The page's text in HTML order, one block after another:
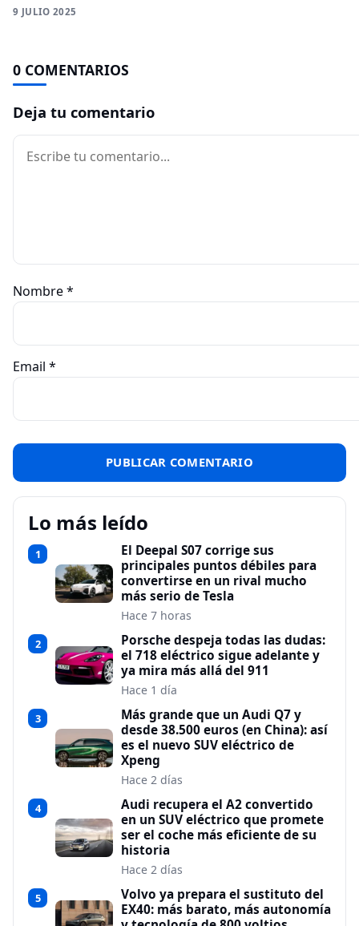
9 JULIO 2025
0 COMENTARIOS
Deja tu comentario
Comentario
Nombre*
Email *
Lo más leído
1
El Deepal S07 corrige sus
principales puntos débiles para
convertirse en un rival mucho
más serio de Tesla
Hace 7 horas
2
Porsche despeja todas las dudas:
el 718 eléctrico sigue adelante y
ya mira más allá del 911
Hace 1 día
3
Más grande que un Audi Q7 y
desde 38.500 euros (en China): así
es el nuevo SUV eléctrico de
Xpeng
Hace 2 días
4
Audi recupera el A2 convertido
en un SUV eléctrico que promete
ser el coche más eficiente de su
historia
Hace 2 días
5
Volvo ya prepara el sustituto del
EX40: más barato, más autonomía